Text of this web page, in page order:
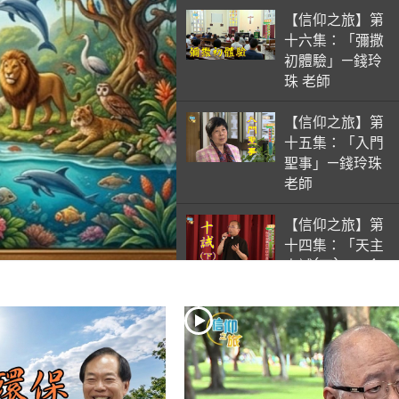
【信仰之旅】第
十六集：「彌撒
初體驗」—錢玲
珠 老師
【信仰之旅】第
十五集：「入門
聖事」—錢玲珠
老師
【信仰之旅】第
十四集：「天主
十誡(下)」—金
【信仰之旅】第
十三集：「天主
十誡(上)」—金
毓瑋 神父